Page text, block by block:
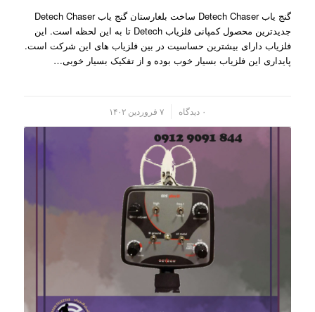
گنج یاب Detech Chaser ساخت بلغارستان گنج یاب Detech Chaser
جدیدترین محصول کمپانی فلزیاب Detech تا به این لحظه است. این
فلزیاب دارای بیشترین حساسیت در بین فلزیاب های این شرکت است.
پایداری این فلزیاب بسیار خوب بوده و از تفکیک بسیار خوبی…
۰ دیدگاه ۷ فروردین ۱۴۰۲